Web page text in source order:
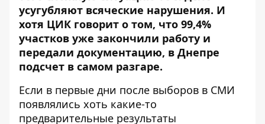
усугубляют всяческие нарушения. И
хотя ЦИК говорит о том, что 99,4%
участков уже закончили работу и
передали документацию, в Днепре
подсчет в самом разгаре.
Если в первые дни после выборов в СМИ
появлялись хоть какие-то
предварительные результаты